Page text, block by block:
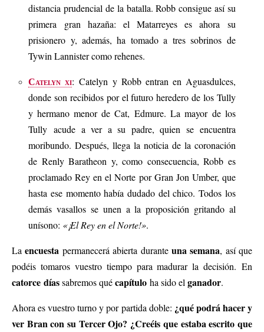
distancia prudencial de la batalla. Robb consigue así su
primera gran hazaña: el Matarreyes es ahora su
prisionero y, además, ha tomado a tres sobrinos de
Tywin Lannister como rehenes.
Catelyn xi: Catelyn y Robb entran en Aguasdulces,
donde son recibidos por el futuro heredero de los Tully
y hermano menor de Cat, Edmure. La mayor de los
Tully acude a ver a su padre, quien se encuentra
moribundo. Después, llega la noticia de la coronación
de Renly Baratheon y, como consecuencia, Robb es
proclamado Rey en el Norte por Gran Jon Umber, que
hasta ese momento había dudado del chico. Todos los
demás vasallos se unen a la proposición gritando al
unísono: «¡El Rey en el Norte!».
Laencuesta permanecerá abierta durante una semana, así que
podéis tomaros vuestro tiempo para madurar la decisión. En
catorce díassabremos quécapítulo ha sido elganador.
Ahora es vuestro turno y por partida doble: ¿qué podrá hacer y
ver Bran con su Tercer Ojo? ¿Creéis que estaba escrito que